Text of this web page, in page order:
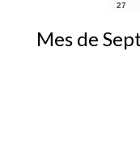
27
Mes de